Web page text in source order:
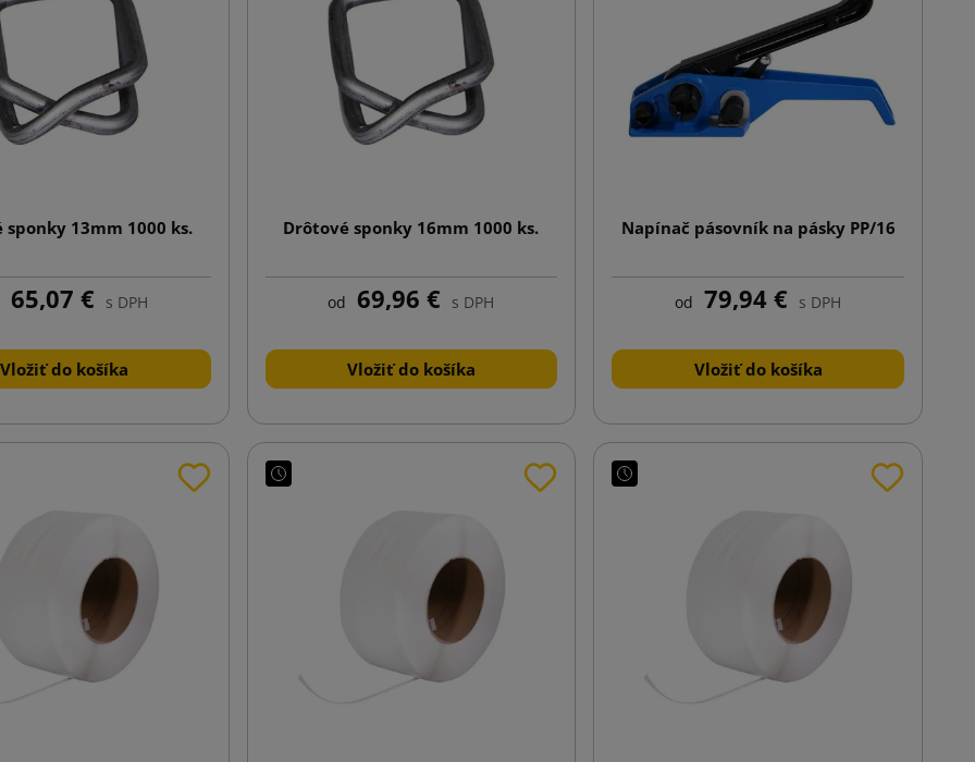
sponky 13mm 1000 ks.
65,07 € s DPH
Vložiť do košíka
Drôtové sponky 16mm 1000 ks.
od 69,96 € s DPH
Vložiť do košíka
Napínač pásovník na pásky PP/16
od 79,94 € s DPH
Vložiť do košíka